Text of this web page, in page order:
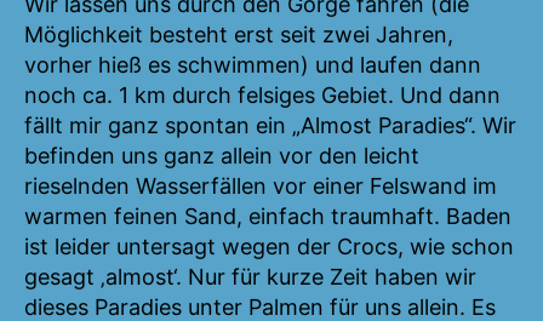
Möglichkeit besteht erst seit zwei Jahren,
vorher hieß es schwimmen) und laufen dann
noch ca. 1 km durch felsiges Gebiet. Und dann
fällt mir ganz spontan ein „Almost Paradies“. Wir
befinden uns ganz allein vor den leicht
rieselnden Wasserfällen vor einer Felswand im
warmen feinen Sand, einfach traumhaft. Baden
ist leider untersagt wegen der Crocs, wie schon
gesagt ‚almost‘. Nur für kurze Zeit haben wir
dieses Paradies unter Palmen für uns allein. Es